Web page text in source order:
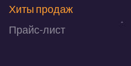
Хиты продаж
Прайс-лист